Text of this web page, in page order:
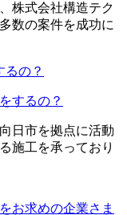
株式会社構造テク
数の案件を成功に
するの？
日市を拠点に活動
施工を承っており
お求めの企業さま